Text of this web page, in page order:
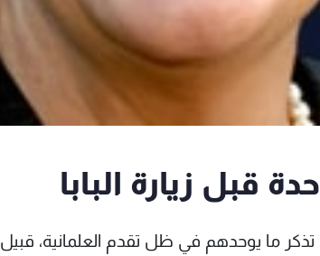
قبل زيارة البابا
ما يوحدهم في ظل تقدم العلمانية، قبيل